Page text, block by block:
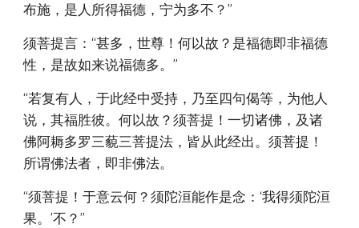
布施，是人所得福德，宁为多不？”
须菩提言：“甚多，世尊！何以故？是福德即非福德
性，是故如来说福德多。”
“若复有人，于此经中受持，乃至四句偈等，为他人
说，其福胜彼。何以故？须菩提！一切诸佛，及诸
佛阿耨多罗三藐三菩提法，皆从此经出。须菩提！
所谓佛法者，即非佛法。
“须菩提！于意云何？须陀洹能作是念：‘我得须陀洹
果。’不？”